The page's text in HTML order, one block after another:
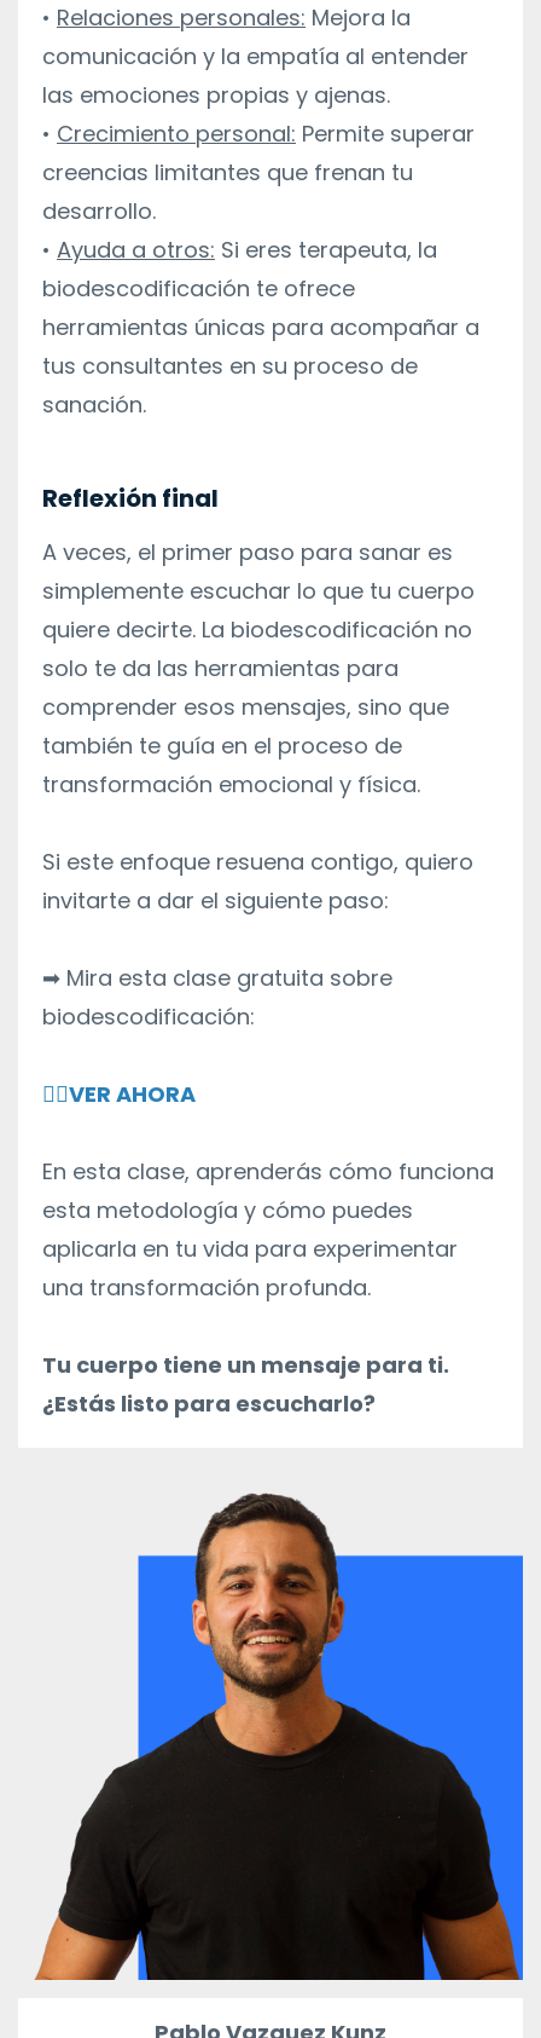
• Relaciones personales: Mejora la
comunicación y la empatía al entender
las emociones propias y ajenas.
• Crecimiento personal: Permite superar
creencias limitantes que frenan tu
desarrollo.
• Ayuda a otros: Si eres terapeuta, la
biodescodificación te ofrece
herramientas únicas para acompañar a
tus consultantes en su proceso de
sanación.
Reflexión final
A veces, el primer paso para sanar es
simplemente escuchar lo que tu cuerpo
quiere decirte. La biodescodificación no
solo te da las herramientas para
comprender esos mensajes, sino que
también te guía en el proceso de
transformación emocional y física.
Si este enfoque resuena contigo, quiero
invitarte a dar el siguiente paso:
➡ Mira esta clase gratuita sobre
biodescodificación:
👉🏻VER AHORA
En esta clase, aprenderás cómo funciona
esta metodología y cómo puedes
aplicarla en tu vida para experimentar
una transformación profunda.
Tu cuerpo tiene un mensaje para ti.
¿Estás listo para escucharlo?